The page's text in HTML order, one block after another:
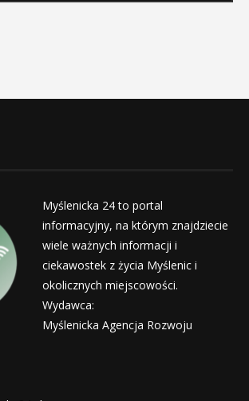
Myślenicka 24 to portal
informacyjny, na którym znajdziecie
wiele ważnych informacji i
ciekawostek z życia Myślenic i
okolicznych miejscowości.
Wydawca:
Myślenicka Agencja Rozwoju